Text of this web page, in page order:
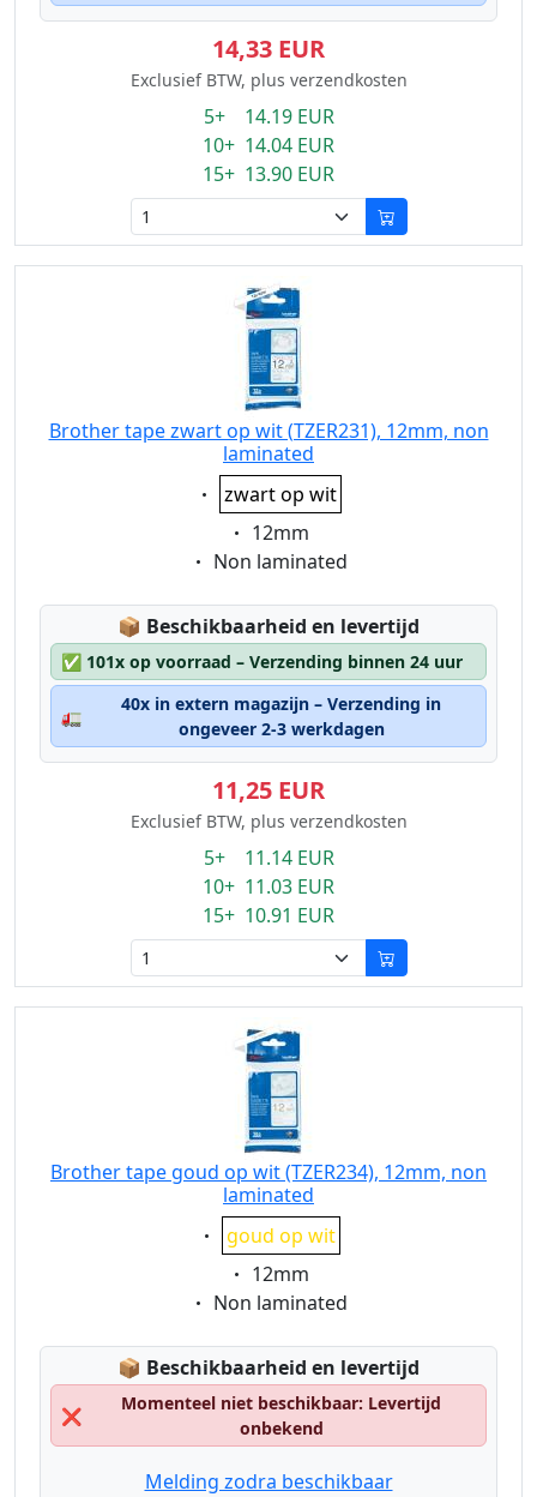
14,33 EUR
Exclusief BTW, plus verzendkosten
5+ 14.19 EUR
10+ 14.04 EUR
15+ 13.90 EUR
Brother tape zwart op wit (TZER231), 12mm, non
laminated
Eigenschaft:
zwart op wit
Eigenschaft:
12mm
Eigenschaft:
Non laminated
📦 Lagerstatus:
Beschikbaarheid en levertijd
✅ 101x op voorraad – Verzending binnen 24 uur
🚛
40x in extern magazijn – Verzending in
ongeveer 2-3 werkdagen
11,25 EUR
Exclusief BTW, plus verzendkosten
5+ 11.14 EUR
10+ 11.03 EUR
15+ 10.91 EUR
Brother tape goud op wit (TZER234), 12mm, non
laminated
Eigenschaft:
goud op wit
Eigenschaft:
12mm
Eigenschaft:
Non laminated
📦 Lagerstatus:
Beschikbaarheid en levertijd
❌
Momenteel niet beschikbaar: Levertijd
onbekend
Melding zodra beschikbaar